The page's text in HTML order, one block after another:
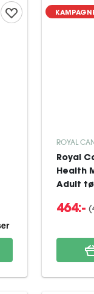
ROYAL
Royal
Health
Adult
464:- (